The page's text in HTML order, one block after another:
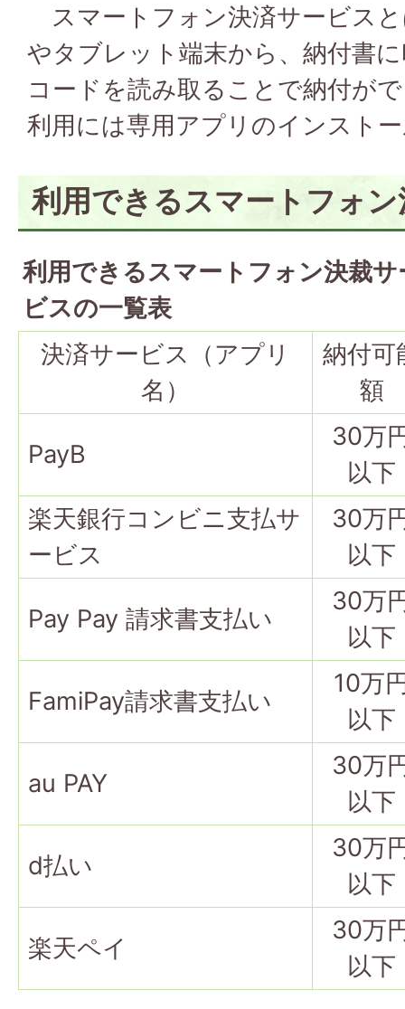
スマートフォン決済サービス
やタブレット端末から、納付書
コードを読み取ることで納付が
利用には専用アプリのインスト
利用できるスマートフォ
利用できるスマートフォン決裁サ
ビスの一覧表
決済サービス（アプリ
名）
納付可
額
PayB
30万
以下
楽天銀行コンビニ支払サ
ービス
30万
以下
Pay Pay 請求書支払い
30万
以下
FamiPay請求書支払い
10万
以下
au PAY
30万
以下
d払い
30万
以下
楽天ペイ
30万
以下